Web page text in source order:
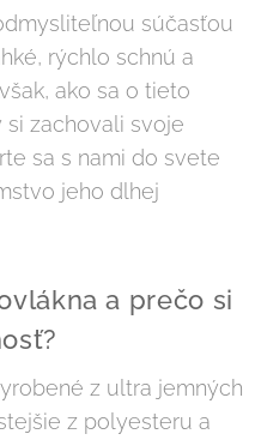
súčasťou
rýchlo schnú a
ako sa o tieto
si zachovali svoje
sa s nami do svete
jeho dlhej
a prečo si
z ultra jemných
z polyesteru a